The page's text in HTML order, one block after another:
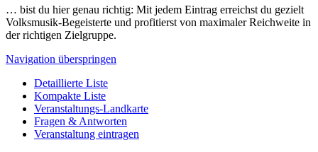
… bist du hier genau richtig: Mit jedem Eintrag erreichst du gezielt
Volksmusik-Begeisterte und profitierst von maximaler Reichweite in
der richtigen Zielgruppe.
Navigation überspringen
Detaillierte Liste
Kompakte Liste
Veranstaltungs-Landkarte
Fragen & Antworten
Veranstaltung eintragen